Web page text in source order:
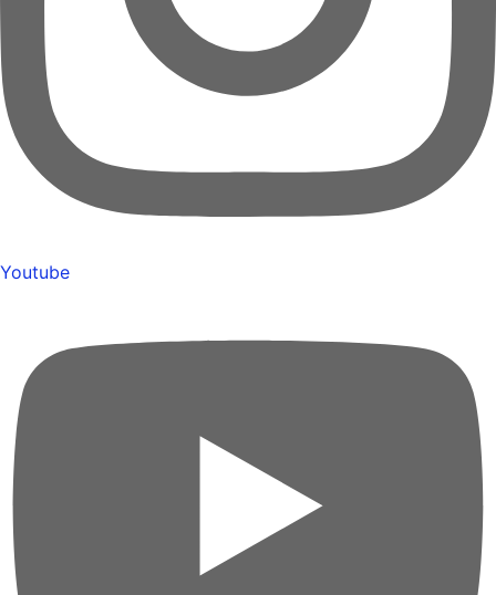
Youtube